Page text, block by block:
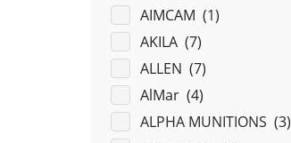
AIMCAM (1)
AKILA (7)
ALLEN (7)
AlMar (4)
ALPHA MUNITIONS (3)